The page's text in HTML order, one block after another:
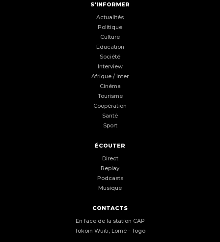
S'INFORMER
Actualités
Politique
Culture
Éducation
Société
Interview
Afrique / Inter
Cinéma
Tourisme
Coopération
Santé
Sport
ÉCOUTER
Direct
Replay
Podcasts
Musique
CONTACTS
En face de la station CAP
Tokoin Wuiti, Lomé - Togo